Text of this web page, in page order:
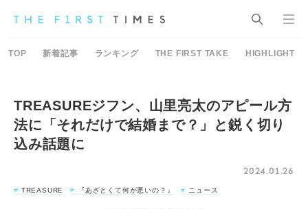
TOP 新着記事 ランキング THE FIRST TAKE HIGHLIGHT
TREASUREジフン、山里亮太のアピール方
法に「それだけで結婚まで？」と鋭く切り
込み話題に
2024.01.26
TREASURE 『あざとくて何が悪いの？』 ニュース